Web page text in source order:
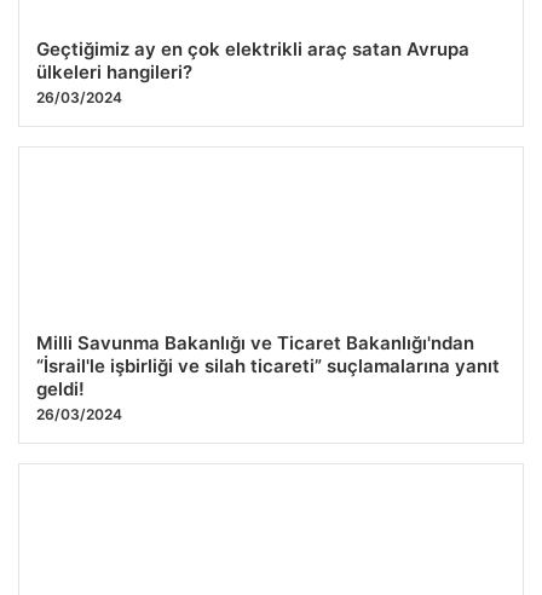
Geçtiğimiz ay en çok elektrikli araç satan Avrupa
ülkeleri hangileri?
26/03/2024
Milli Savunma Bakanlığı ve Ticaret Bakanlığı'ndan
“İsrail'le işbirliği ve silah ticareti” suçlamalarına yanıt
geldi!
26/03/2024